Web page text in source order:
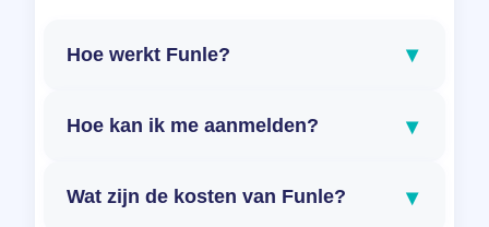
Hoe werkt Funle? ▾
Hoe kan ik me aanmelden? ▾
Wat zijn de kosten van Funle? ▾